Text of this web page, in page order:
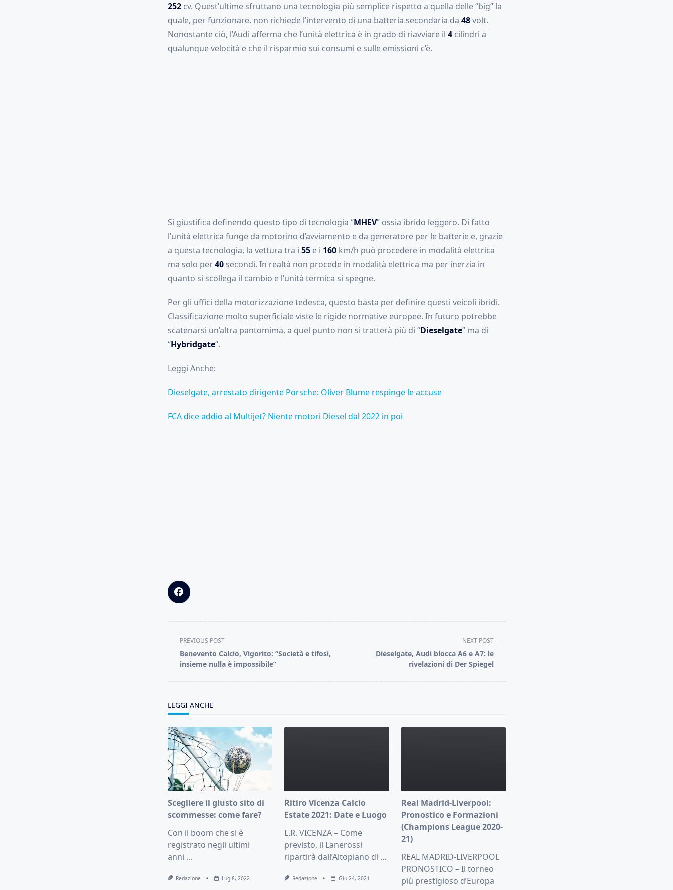
252cv. Quest’ultime sfruttano una tecnologia più semplice rispetto a quella delle “big” la
quale, per funzionare, non richiede l’intervento di una batteria secondaria da 48volt.
Nonostante ciò, l’Audi afferma che l’unità elettrica è in grado di riavviare il 4cilindri a
qualunque velocità e che il risparmio sui consumi e sulle emissioni c’è.
Si giustifica definendo questo tipo di tecnologia “MHEV” ossia ibrido leggero. Di fatto
l’unità elettrica funge da motorino d’avviamento e da generatore per le batterie e, grazie
a questa tecnologia, la vettura tra i 55e i 160km/h può procedere in modalità elettrica
ma solo per40secondi. In realtà non procede in modalità elettrica ma per inerzia in
quanto si scollega il cambio e l’unità termica si spegne.
Per gli uffici della motorizzazione tedesca, questo basta per definire questi veicoli ibridi.
Classificazione molto superficiale viste le rigide normative europee. In futuro potrebbe
scatenarsi un’altra pantomima, a quel punto non si tratterà più di “Dieselgate” ma di
“Hybridgate“.
Leggi Anche:
Dieselgate, arrestato dirigente Porsche: Oliver Blume respinge le accuse
FCA dice addio al Multijet? Niente motori Diesel dal 2022 in poi
<span
class="nav-
subtitle
PREVIOUS POST
Benevento Calcio, Vigorito: “Società e tifosi,
insieme nulla è impossibile”
NEXT POST
Dieselgate, Audi blocca A6 e A7: le
rivelazioni di Der Spiegel
LEGGI ANCHE
Scegliere il giusto sito di
scommesse: come fare?
Con il boom che si è
registrato negli ultimi
anni ...
Redazione Lug 8, 2022
Ritiro Vicenza Calcio
Estate 2021: Date e Luogo
L.R. VICENZA – Come
previsto, il Lanerossi
ripartirà dall’Altopiano di ...
Redazione Giu 24, 2021
Real Madrid-Liverpool:
Pronostico e Formazioni
(Champions League 2020-
21)
REAL MADRID-LIVERPOOL
PRONOSTICO – Il torneo
più prestigioso d’Europa